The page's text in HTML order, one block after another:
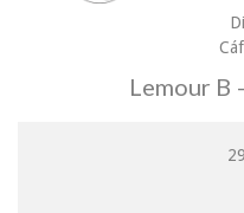
Lemour B